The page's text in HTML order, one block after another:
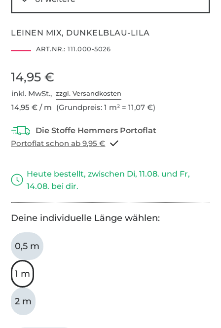
LEINEN MIX, DUNKELBLAU-LILA
ART.NR.: 111.000-5026
14,95 €
inkl. MwSt.,zzgl. Versandkosten
14,95 € / m (Grundpreis: 1 m² = 11,07 €)
Portoflat schon ab 9,95 €
Heute bestellt, zwischen Di, 11.08. und Fr,
14.08. bei dir.
Deine individuelle Länge wählen:
0,5 m
1 m
2 m